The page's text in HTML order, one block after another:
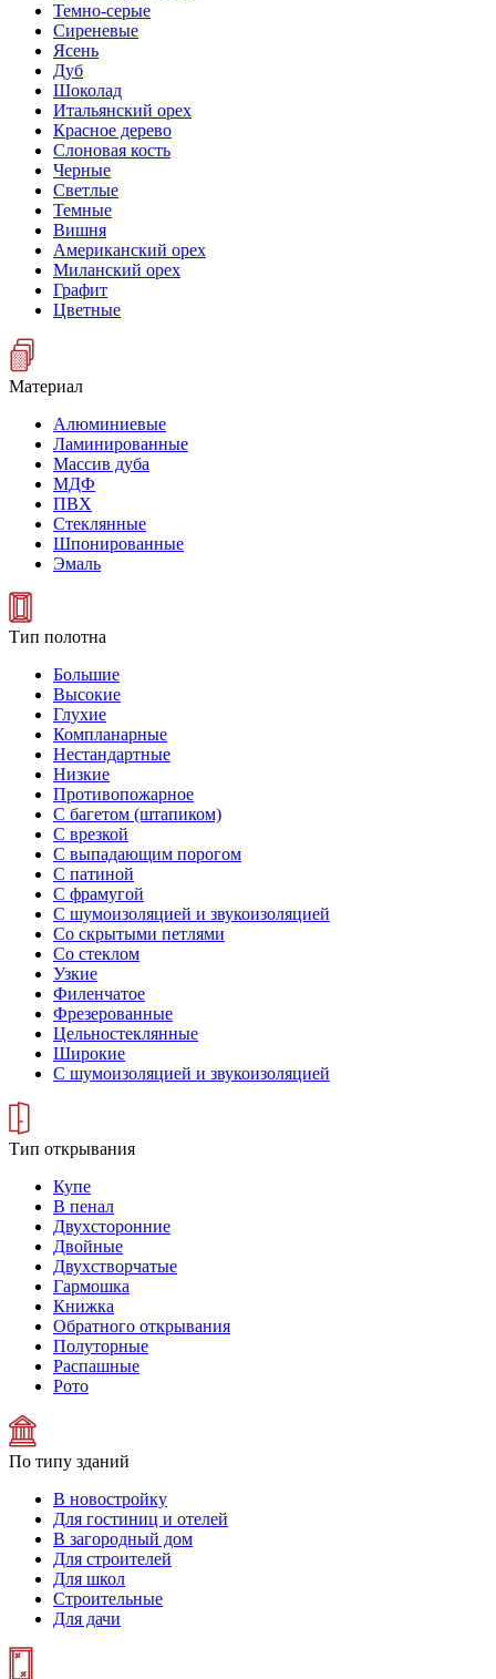
Темно-серые
Сиреневые
Ясень
Дуб
Шоколад
Итальянский орех
Красное дерево
Слоновая кость
Черные
Светлые
Темные
Вишня
Американский орех
Миланский орех
Графит
Цветные
Материал
Алюминиевые
Ламинированные
Массив дуба
МДФ
ПВХ
Стеклянные
Шпонированные
Эмаль
Тип полотна
Большие
Высокие
Глухие
Компланарные
Нестандартные
Низкие
Противопожарное
С багетом (штапиком)
С врезкой
С выпадающим порогом
С патиной
С фрамугой
С шумоизоляцией и звукоизоляцией
Со скрытыми петлями
Со стеклом
Узкие
Филенчатое
Фрезерованные
Цельностеклянные
Широкие
С шумоизоляцией и звукоизоляцией
Тип открывания
Купе
В пенал
Двухсторонние
Двойные
Двухстворчатые
Гармошка
Книжка
Обратного открывания
Полуторные
Распашные
Рото
По типу зданий
В новостройку
Для гостиниц и отелей
В загородный дом
Для строителей
Для школ
Строительные
Для дачи